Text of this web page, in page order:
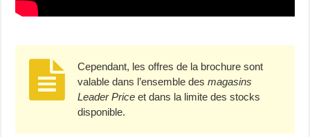
Cependant, les offres de la brochure sont
valable dans l’ensemble desmagasins
Leader Price et dans la limite des stocks
disponible.